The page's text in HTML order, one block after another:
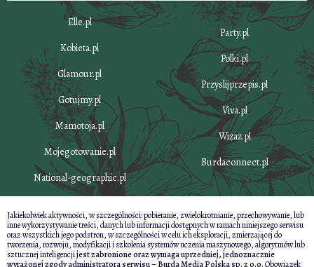
Elle.pl
Kobieta.pl
Glamour.pl
Gotujmy.pl
Mamotoja.pl
Mojegotowanie.pl
National-geographic.pl
Party.pl
Polki.pl
Przyslijprzepis.pl
Viva.pl
Wizaz.pl
Burdaconnect.pl
Jakiekolwiek aktywności, w szczególności: pobieranie, zwielokrotnianie, przechowywanie, lub
inne wykorzystywanie treści, danych lub informacji dostępnych w ramach niniejszego serwisu
oraz wszystkich jego podstron, w szczególności w celu ich eksploracji, zmierzającej do
tworzenia, rozwoju, modyfikacji i szkolenia systemów uczenia maszynowego, algorytmów lub
sztucznej inteligencjijest zabronione oraz wymaga uprzedniej, jednoznacznie
wyrażonej zgody administratora serwisu – Burda Media Polska sp. z o.o.Obowiązek